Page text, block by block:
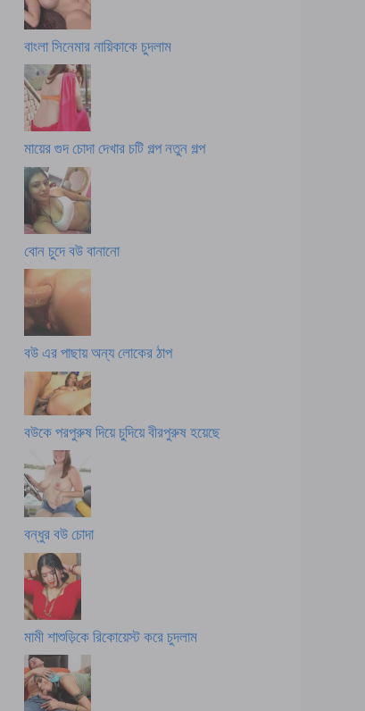
বাংলা সিনেমার নায়িকাকে চুদলাম
মায়ের গুদ চোদা দেখার চটি গল্প নতুন গল্প
বোন চুদে বউ বানানো
বউ এর পাছায় অন্য লোকের ঠাপ
বউকে পরপুরুষ দিয়ে চুদিয়ে বীরপুরুষ হয়েছে
বন্ধুর বউ চোদা
মামী শাশুড়িকে রিকোয়েস্ট করে চুদলাম